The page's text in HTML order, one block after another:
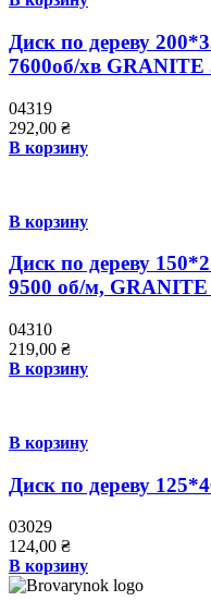
Диск по дереву
7600об/хв GRANITE
04319
292,00 ₴
В корзину
В корзину
Диск по дереву
9500 об/м, GRANITE
04310
219,00 ₴
В корзину
В корзину
Диск по дереву
03029
124,00 ₴
В корзину